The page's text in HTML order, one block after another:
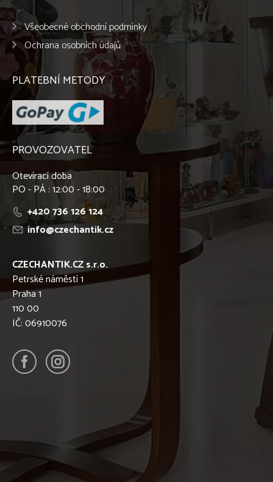
Všeobecné obchodní podmínky
Ochrana osobních údajů
PLATEBNÍ METODY
PROVOZOVATEL
Otevírací doba
PO - PÁ : 12:00 - 18:00
+420 736 126 124
info@czechantik.cz
CZECHANTIK.CZ s.r.o.
Petrské náměstí 1
Praha 1
110 00
IČ: 06910076